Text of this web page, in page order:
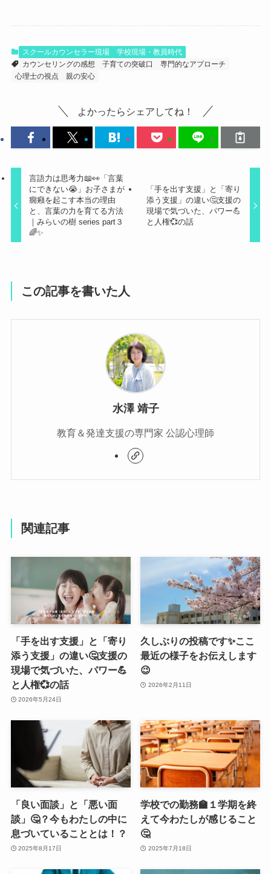
スクールカウンセラー現場
学校現場・教員時代
カウンセリングの感想
子育ての突破口
専門的なアプローチ
心理士の視点
親の安心
よかったらシェアしてね！
言語力は思考力📖👀「言葉
にできない😭」お子さまが
癇癪を起こす本当の理由
と、言葉の力を育てる方法
｜みらいの樹 series part３
🌈✨
「手を出す支援」と「寄り
添う支援」の違い🤔支援の
現場で気づいた、パワー💪
と人権💞の話
この記事を書いた人
水澤 靖子
教育＆発達支援の専門家 公認心理師
関連記事
「手を出す支援」と「寄り
添う支援」の違い🤔支援の
現場で気づいた、パワー💪
と人権💞の話
2026年5月24日
久しぶりの投稿です✨ここ
最近の様子をお伝えします
😉
2026年2月11日
「良い面談」と「悪い面
談」🤔？今もわたしの中に
息づいていることとは！？
2025年8月17日
学校での勤務🏫１学期を終
えて今わたしが感じること
🤔
2025年7月18日